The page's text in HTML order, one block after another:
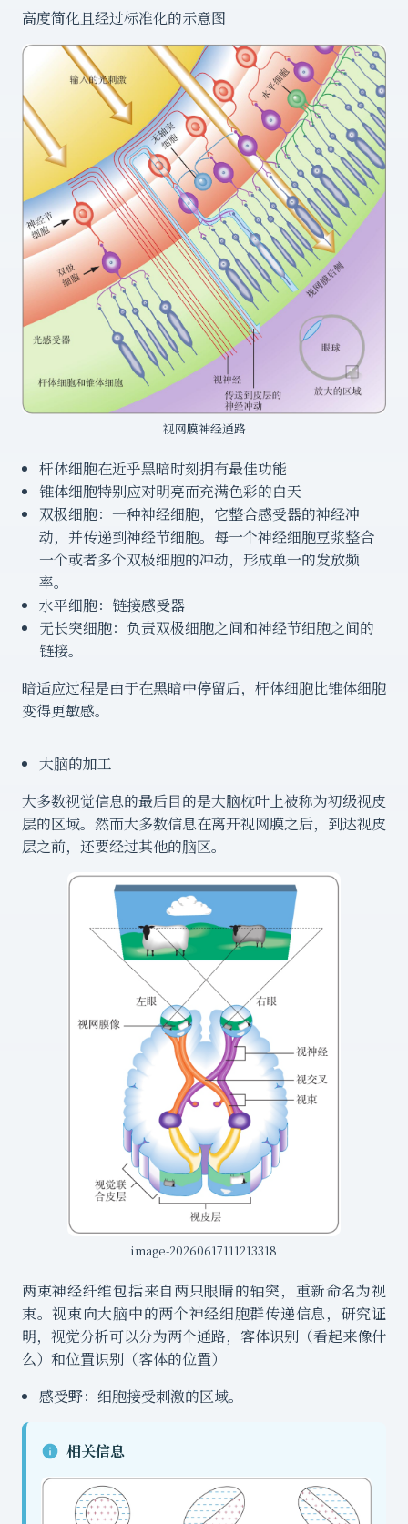
高度简化且经过标准化的示意图
视网膜神经通路
杆体细胞在近乎黑暗时刻拥有最佳功能
锥体细胞特别应对明亮而充满色彩的白天
双极细胞：一种神经细胞，它整合感受器的神经冲
动，并传递到神经节细胞。每一个神经细胞豆浆整合
一个或者多个双极细胞的冲动，形成单一的发放频
率。
水平细胞：链接感受器
无长突细胞：负责双极细胞之间和神经节细胞之间的
链接。
暗适应过程是由于在黑暗中停留后，杆体细胞比锥体细胞
变得更敏感。
大脑的加工
大多数视觉信息的最后目的是大脑枕叶上被称为初级视皮
层的区域。然而大多数信息在离开视网膜之后，到达视皮
层之前，还要经过其他的脑区。
image-20260617111213318
两束神经纤维包括来自两只眼睛的轴突，重新命名为视
束。视束向大脑中的两个神经细胞群传递信息，研究证
明，视觉分析可以分为两个通路，客体识别（看起来像什
么）和位置识别（客体的位置）
感受野：细胞接受刺激的区域。
相关信息